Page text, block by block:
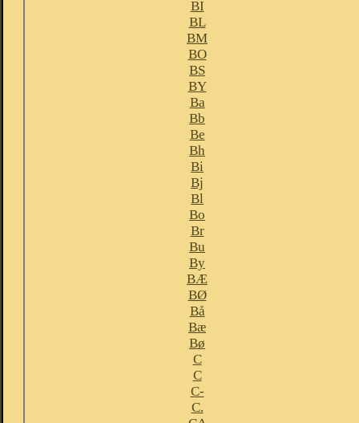
BI
BL
BM
BO
BS
BY
Ba
Bb
Be
Bh
Bi
Bj
Bl
Bo
Br
Bu
By
BÆ
BØ
Bå
Bæ
Bø
C
C
C-
C.